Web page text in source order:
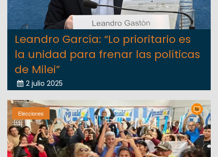
Leandro García: “Lo prioritario es
la unidad para frenar las políticas
de Milei”
2 julio 2025
Elecciones